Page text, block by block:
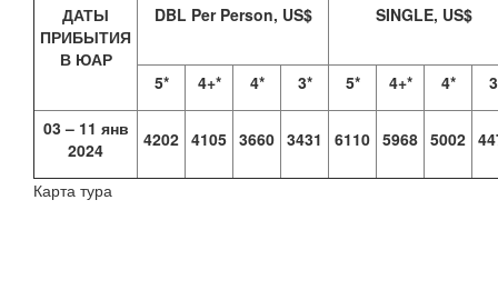
ДАТЫ
ПРИБЫТИЯ
В ЮАР
DBL Per Person, US$ SINGLE, US$
5* 4+* 4* 3* 5* 4+* 4*
03 – 11 янв
2024
4202 4105 3660 3431 6110 5968 5002
Карта тура